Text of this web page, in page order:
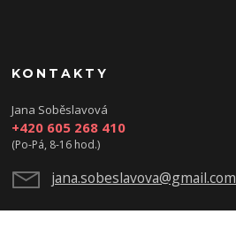
KONTAKTY
Jana Soběslavová
+420 605 268 410
(Po-Pá, 8-16 hod.)
jana.sobeslavova@gmail.com